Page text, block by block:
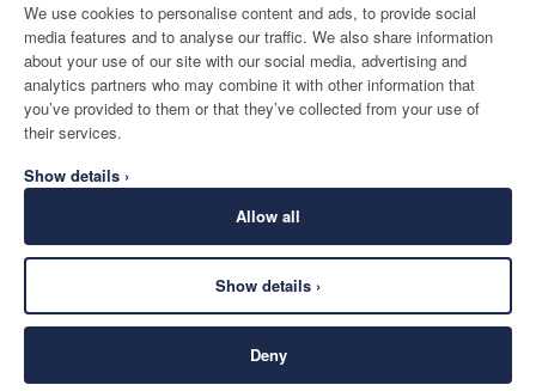
We use cookies to personalise content and ads, to provide social
media features and to analyse our traffic. We also share information
about your use of our site with our social media, advertising and
analytics partners who may combine it with other information that
you’ve provided to them or that they’ve collected from your use of
their services.
Show details ›
Allow all
Show details ›
Deny
DESTINO DE ENTREGA IDIOMA
español
CONTACTA CON NOSOTROS
SECURE
©2026Façonnable